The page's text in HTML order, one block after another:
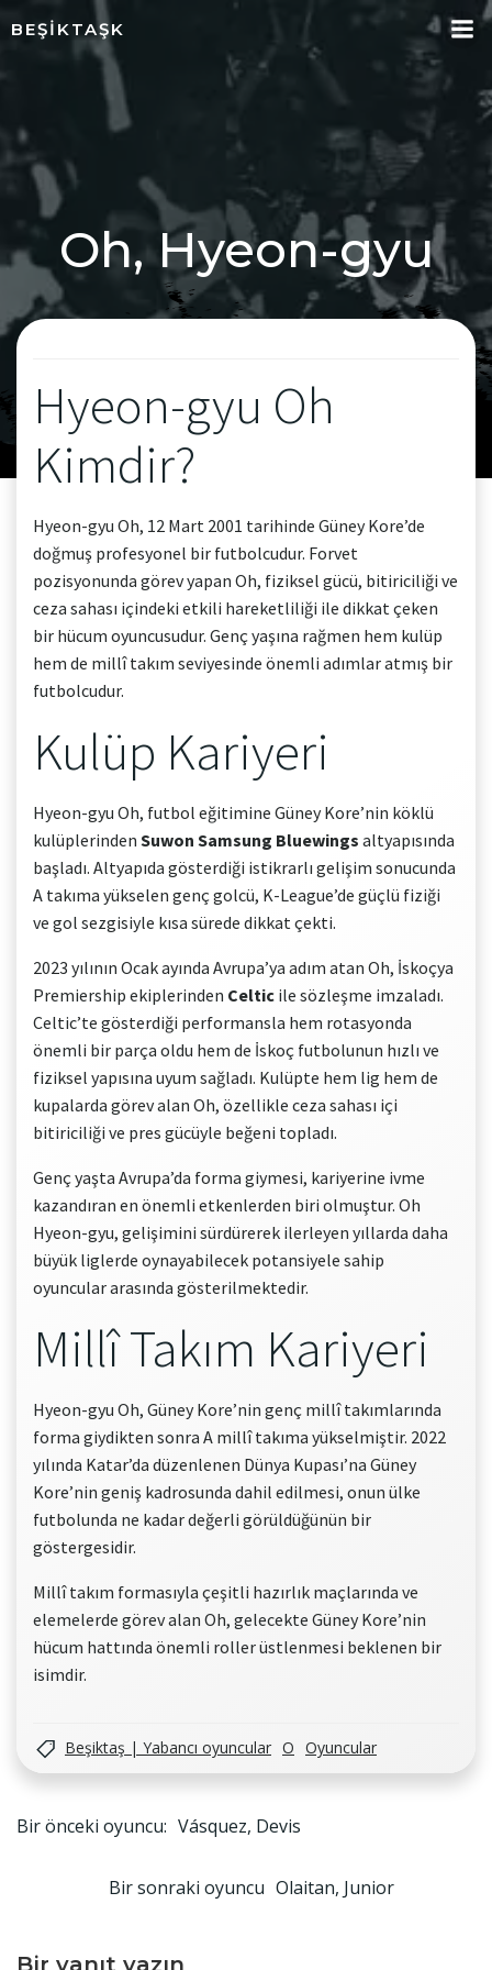
BEŞIKTAŞK
Oh, Hyeon-gyu
Hyeon-gyu Oh
Kimdir?
Hyeon-gyu Oh, 12 Mart 2001 tarihinde Güney Kore’de
doğmuş profesyonel bir futbolcudur. Forvet
pozisyonunda görev yapan Oh, fiziksel gücü, bitiriciliği ve
ceza sahası içindeki etkili hareketliliği ile dikkat çeken
bir hücum oyuncusudur. Genç yaşına rağmen hem kulüp
hem de millî takım seviyesinde önemli adımlar atmış bir
futbolcudur.
Kulüp Kariyeri
Hyeon-gyu Oh, futbol eğitimine Güney Kore’nin köklü
kulüplerinden Suwon Samsung Bluewings altyapısında
başladı. Altyapıda gösterdiği istikrarlı gelişim sonucunda
A takıma yükselen genç golcü, K-League’de güçlü fiziği
ve gol sezgisiyle kısa sürede dikkat çekti.
2023 yılının Ocak ayında Avrupa’ya adım atan Oh, İskoçya
Premiership ekiplerinden Celtic ile sözleşme imzaladı.
Celtic’te gösterdiği performansla hem rotasyonda
önemli bir parça oldu hem de İskoç futbolunun hızlı ve
fiziksel yapısına uyum sağladı. Kulüpte hem lig hem de
kupalarda görev alan Oh, özellikle ceza sahası içi
bitiriciliği ve pres gücüyle beğeni topladı.
Genç yaşta Avrupa’da forma giymesi, kariyerine ivme
kazandıran en önemli etkenlerden biri olmuştur. Oh
Hyeon-gyu, gelişimini sürdürerek ilerleyen yıllarda daha
büyük liglerde oynayabilecek potansiyele sahip
oyuncular arasında gösterilmektedir.
Millî Takım Kariyeri
Hyeon-gyu Oh, Güney Kore’nin genç millî takımlarında
forma giydikten sonra A millî takıma yükselmiştir. 2022
yılında Katar’da düzenlenen Dünya Kupası’na Güney
Kore’nin geniş kadrosunda dahil edilmesi, onun ülke
futbolunda ne kadar değerli görüldüğünün bir
göstergesidir.
Millî takım formasıyla çeşitli hazırlık maçlarında ve
elemelerde görev alan Oh, gelecekte Güney Kore’nin
hücum hattında önemli roller üstlenmesi beklenen bir
isimdir.
Beşiktaş | Yabancı oyuncular O Oyuncular
Yazı
gezinmesi
Bir önceki oyuncu: Vásquez, Devis
Yazı
Bir sonraki oyuncu Olaitan, Junior
Bir yanıt yazın